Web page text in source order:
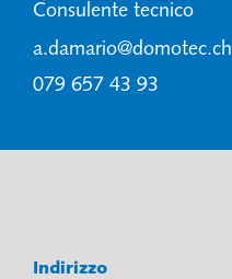
Consulente tecnico
a.damario@domotec.ch
079 657 43 93
Indirizzo